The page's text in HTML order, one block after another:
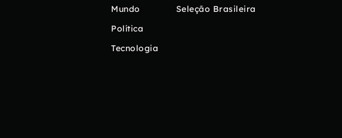
Mundo
Política
Tecnologia
Seleção Brasileira